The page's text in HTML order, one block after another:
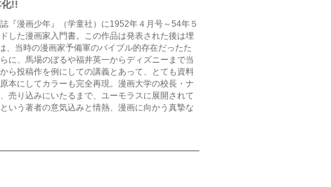
化!!
『漫画少年』（学童社）に1952年４月号～54年５
した漫画家入門書。この作品は発表された後は埋
、当時の漫画家予備軍のバイブル的存在だったた
に、馬場のぼるや福井英一からディズニーまで当
ら投稿作を例にしての講義とあって、とても資料
本にしてカラーも完全再現。漫画大学の校長・ナ
売り込みにいたるまで、ユーモラスに展開されて
いう著者の意気込みと情熱、漫画に向かう真摯な